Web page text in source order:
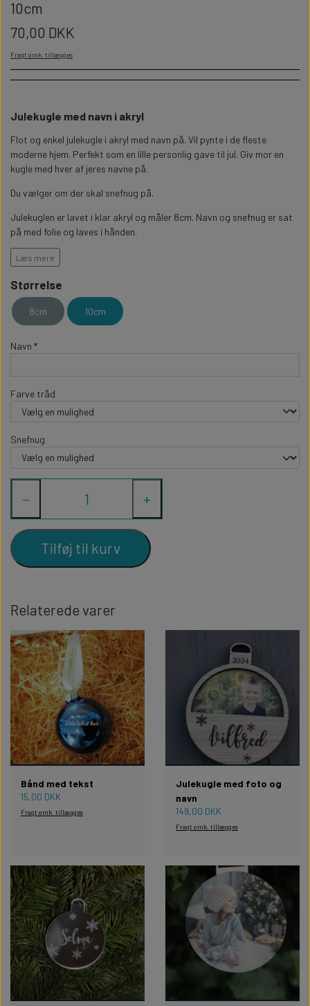
PERSONLIGE LED LAMPER
FLASKER MED LYS
PERSONLIGE COASTERS
FORKLÆDER MED TEKST
GAVEÆSKER I TRÆ
TERMOKRUS MED PRINT
NYTÅRS FEST
TEKST OG BOGSTAVER
SKILTE
WALLSTICKERS
STUEN
10cm
70,00 DKK
Fragt omk. tillægges
Julekugle med navn i akryl
Flot og enkel julekugle i akryl med navn på. Vil pynte i de fleste
moderne hjem. Perfekt som en lille personlig gave til jul. Giv mor en
kugle med hver af jeres navne på.
Du vælger om der skal snefnug på.
Julekuglen er lavet i klar akryl og måler 8cm. Navn og snefnug er sat
på med folie og laves i hånden.
Køb også vores
Ellers leveres kuglen med en guld eller sølv tråd.
Læs mere
Størrelse
8cm 10cm
Navn *
Farve tråd
Snefnug
− +
Tilføj til kurv
Relaterede varer
Bånd med tekst
15,00 DKK
Fragt omk. tillægges
Julekugle med foto og
navn
149,00 DKK
Fragt omk. tillægges